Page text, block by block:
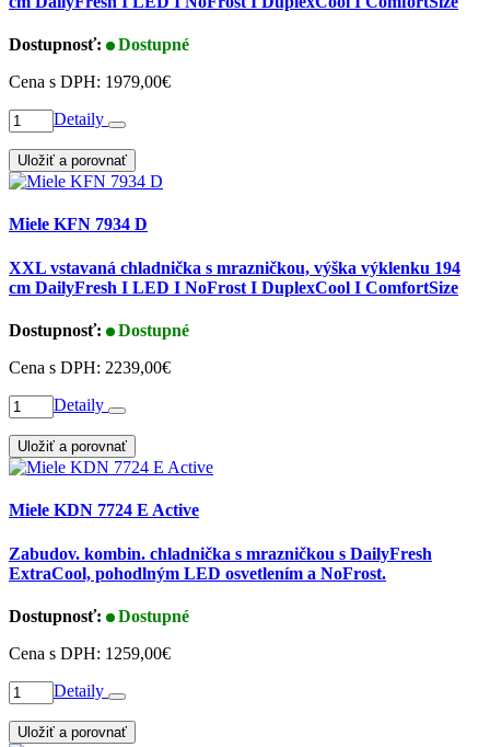
Dostupnosť:
Dostupné
Cena s DPH: 1979,00€
Detaily
Uložiť a porovnať
Miele KFN 7934 D
XXL vstavaná chladnička s mrazničkou, výška výklenku 194
cm DailyFresh I LED I NoFrost I DuplexCool I ComfortSize
Dostupnosť:
Dostupné
Cena s DPH: 2239,00€
Detaily
Uložiť a porovnať
Miele KDN 7724 E Active
Zabudov. kombin. chladnička s mrazničkou s DailyFresh
ExtraCool, pohodlným LED osvetlením a NoFrost.
Dostupnosť:
Dostupné
Cena s DPH: 1259,00€
Detaily
Uložiť a porovnať